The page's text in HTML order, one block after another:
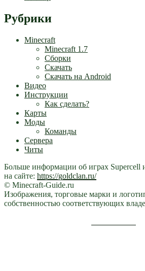
Рубрики
Minecraft
Minecraft 1.7
Сборки
Скачать
Скачать на Android
Видео
Инструкции
Как сделать?
Карты
Моды
Команды
Сервера
Читы
Больше информации об играх Supercell
на сайте: https://goldclan.ru/
© Minecraft-Guide.ru
Изображения, торговые марки и
собственностью соответствующих